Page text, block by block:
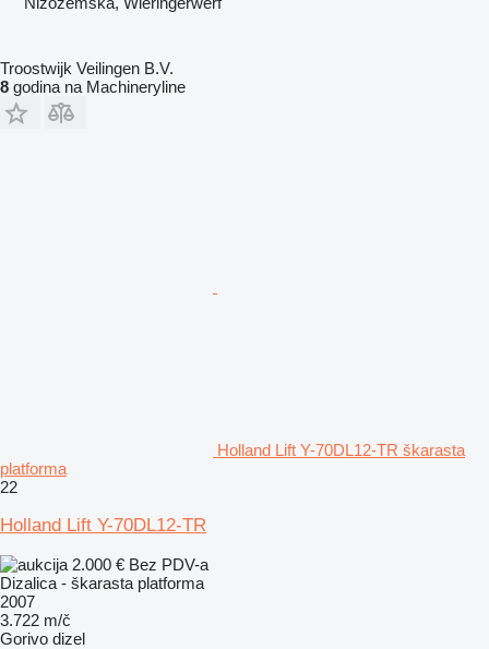
Troostwijk Veilingen B.V.
8 godina na Machineryline
Holland Lift Y-70DL12-TR škarasta
platforma
22
Holland Lift Y-70DL12-TR
2.000 € Bez PDV-a
Dizalica - škarasta platforma
2007
3.722 m/č
Gorivo dizel